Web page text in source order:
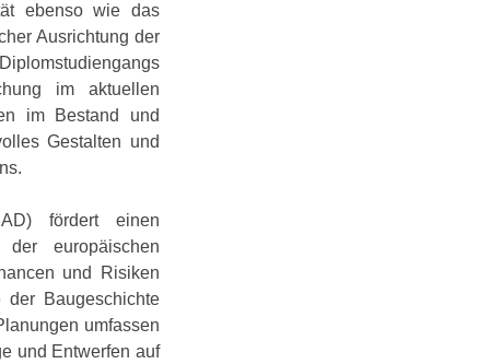
ebenso wie das
Ausrichtung der
im aktuellen
im Bestand und
Gestalten und
fördert einen
europäischen
und Risiken
der Baugeschichte
umfassen
und Entwerfen auf